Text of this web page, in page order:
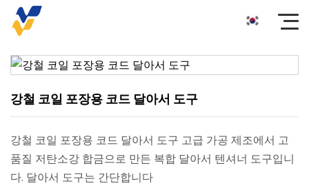
강철 코일 포장용 코드 달아서 도구
강철 코일 포장용 코드 달아서 도구 고급 가공 제조에서 고
품질 저탄소강 합금으로 만든 복합 달아서 텐셔너 도구입니
다. 달아서 도구는 간단합니다